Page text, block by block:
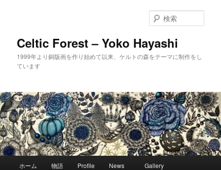
移
動
Celtic Forest – Yoko Hayashi
1999年より銅版画を作り始めて以来、ケルトの森をテーマに制作をし
ています
索
ホーム 物語 Profile News Gallery